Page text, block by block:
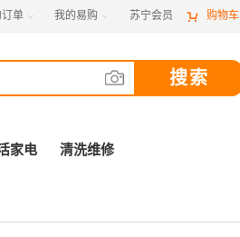
单  我的易购  苏宁会员  购物车
家电 清洗维修